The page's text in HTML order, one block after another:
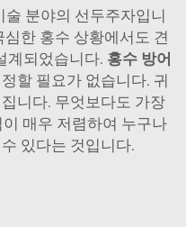
분야의 선두주자입니
한 홍수 상황에서도 견
계되었습니다. 홍수 방어
할 필요가 없습니다. 귀
니다. 무엇보다도 가장
매우 저렴하여 누구나
있다는 것입니다.